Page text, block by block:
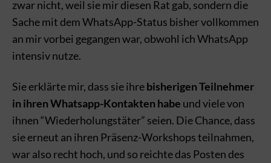
zwar nicht, weil sie mir diesen Rat gab, sondern die
Sache mit dem WhatsApp-Status bisher vollkommen
an mir vorbei gegangen war, obwohl ich WhatsApp
intensiv nutze.
Sie erklärte mir, dass sie ihrebisherigen Teilnehmer
in ihren Whatsapp-Kontakten habe und viele von
ihnen “Wiederholungstäter” seien. Die Chance, dass
sie erneut an ihren Präsenz-Workshops teilnahmen,
war also recht hoch, und so reichte das Posten des